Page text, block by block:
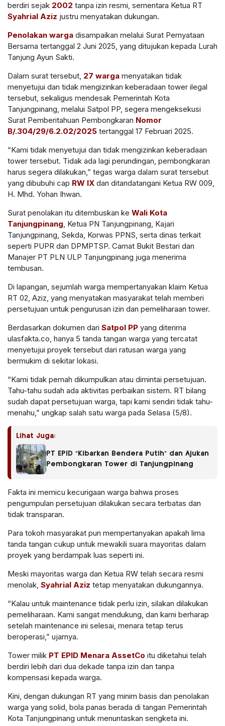
berdiri sejak 2002 tanpa izin resmi, sementara Ketua RT
Syahrial Aziz justru menyatakan dukungan.
Penolakan warga disampaikan melalui Surat Pernyataan
Bersama tertanggal 2 Juni 2025, yang ditujukan kepada Lurah
Tanjung Ayun Sakti.
Dalam surat tersebut, 27 warga menyatakan tidak
menyetujui dan tidak mengizinkan keberadaan tower ilegal
tersebut, sekaligus mendesak Pemerintah Kota
Tanjungpinang, melalui Satpol PP, segera mengeksekusi
Surat Pemberitahuan Pembongkaran Nomor
B/.304/29/6.2.02/2025 tertanggal 17 Februari 2025.
“Kami tidak menyetujui dan tidak mengizinkan keberadaan
tower tersebut. Tidak ada lagi perundingan, pembongkaran
harus segera dilakukan,” tegas warga dalam surat tersebut
yang dibubuhi cap RW IX dan ditandatangani Ketua RW 009,
H. Mhd. Yohan Ihwan.
Surat penolakan itu ditembuskan ke Wali Kota
Tanjungpinang, Ketua PN Tanjungpinang, Kajari
Tanjungpinang, Sekda, Korwas PPNS, serta dinas terkait
seperti PUPR dan DPMPTSP. Camat Bukit Bestari dan
Manajer PT PLN ULP Tanjungpinang juga menerima
tembusan.
Di lapangan, sejumlah warga mempertanyakan klaim Ketua
RT 02, Aziz, yang menyatakan masyarakat telah memberi
persetujuan untuk pengurusan izin dan pemeliharaan tower.
Berdasarkan dokumen dari Satpol PP yang diterima
ulasfakta.co, hanya 5 tanda tangan warga yang tercatat
menyetujui proyek tersebut dari ratusan warga yang
bermukim di sekitar lokasi.
“Kami tidak pernah dikumpulkan atau dimintai persetujuan.
Tahu-tahu sudah ada aktivitas perbaikan sistem. RT bilang
sudah dapat persetujuan warga, tapi kami sendiri tidak tahu-
menahu,” ungkap salah satu warga pada Selasa (5/8).
Lihat Juga:
PT EPID “Kibarkan Bendera Putih” dan Ajukan
Pembongkaran Tower di Tanjungpinang
Fakta ini memicu kecurigaan warga bahwa proses
pengumpulan persetujuan dilakukan secara terbatas dan
tidak transparan.
Para tokoh masyarakat pun mempertanyakan apakah lima
tanda tangan cukup untuk mewakili suara mayoritas dalam
proyek yang berdampak luas seperti ini.
Meski mayoritas warga dan Ketua RW telah secara resmi
menolak, Syahrial Aziz tetap menyatakan dukungannya.
“Kalau untuk maintenance tidak perlu izin, silakan dilakukan
pemeliharaan. Kami sangat mendukung, dan kami berharap
setelah maintenance ini selesai, menara tetap terus
beroperasi,” ujarnya.
Tower milik PT EPID Menara AssetCo itu diketahui telah
berdiri lebih dari dua dekade tanpa izin dan tanpa
kompensasi kepada warga.
Kini, dengan dukungan RT yang minim basis dan penolakan
warga yang solid, bola panas berada di tangan Pemerintah
Kota Tanjungpinang untuk menuntaskan sengketa ini.